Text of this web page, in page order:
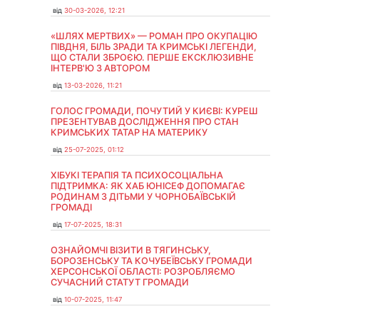
від 30-03-2026, 12:21
«ШЛЯХ МЕРТВИХ» — РОМАН ПРО ОКУПАЦІЮ
ПІВДНЯ, БІЛЬ ЗРАДИ ТА КРИМСЬКІ ЛЕГЕНДИ,
ЩО СТАЛИ ЗБРОЄЮ. ПЕРШЕ ЕКСКЛЮЗИВНЕ
ІНТЕРВ'Ю З АВТОРОМ
від 13-03-2026, 11:21
ГОЛОС ГРОМАДИ, ПОЧУТИЙ У КИЄВІ: КУРЕШ
ПРЕЗЕНТУВАВ ДОСЛІДЖЕННЯ ПРО СТАН
КРИМСЬКИХ ТАТАР НА МАТЕРИКУ
від 25-07-2025, 01:12
ХІБУКІ ТЕРАПІЯ ТА ПСИХОСОЦІАЛЬНА
ПІДТРИМКА: ЯК ХАБ ЮНІСЕФ ДОПОМАГАЄ
РОДИНАМ З ДІТЬМИ У ЧОРНОБАЇВСЬКІЙ
ГРОМАДІ
від 17-07-2025, 18:31
ОЗНАЙОМЧІ ВІЗИТИ В ТЯГИНСЬКУ,
БОРОЗЕНСЬКУ ТА КОЧУБЕЇВСЬКУ ГРОМАДИ
ХЕРСОНСЬКОЇ ОБЛАСТІ: РОЗРОБЛЯЄМО
СУЧАСНИЙ СТАТУТ ГРОМАДИ
від 10-07-2025, 11:47